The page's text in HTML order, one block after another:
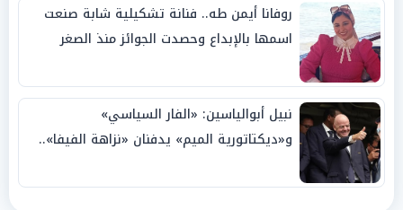
روفانا أيمن طه.. فنانة تشكيلية شابة صنعت
اسمها بالإبداع وحصدت الجوائز منذ الصغر
نبيل أبوالياسين: «الفار السياسي»
و«ديكتاتورية الميم» يدفنان «نزاهة الفيفا»..